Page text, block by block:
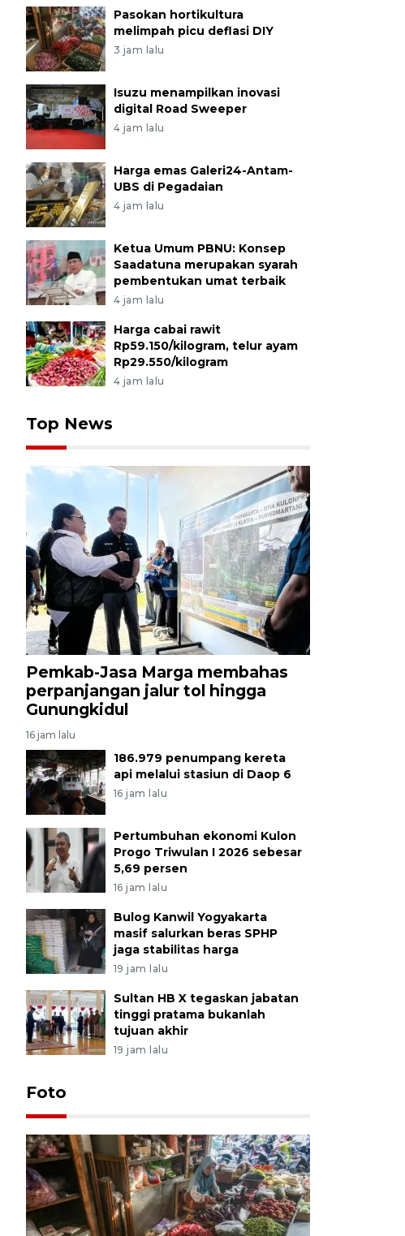
Pasokan hortikultura
melimpah picu deflasi DIY
3 jam lalu
Isuzu menampilkan inovasi
digital Road Sweeper
4 jam lalu
Harga emas Galeri24-Antam-
UBS di Pegadaian
4 jam lalu
Ketua Umum PBNU: Konsep
Saadatuna merupakan syarah
pembentukan umat terbaik
4 jam lalu
Harga cabai rawit
Rp59.150/kilogram, telur ayam
Rp29.550/kilogram
4 jam lalu
Top News
Pemkab-Jasa Marga membahas
perpanjangan jalur tol hingga
Gunungkidul
16 jam lalu
186.979 penumpang kereta
api melalui stasiun di Daop 6
16 jam lalu
Pertumbuhan ekonomi Kulon
Progo Triwulan I 2026 sebesar
5,69 persen
16 jam lalu
Bulog Kanwil Yogyakarta
masif salurkan beras SPHP
jaga stabilitas harga
19 jam lalu
Sultan HB X tegaskan jabatan
tinggi pratama bukanlah
tujuan akhir
19 jam lalu
Foto